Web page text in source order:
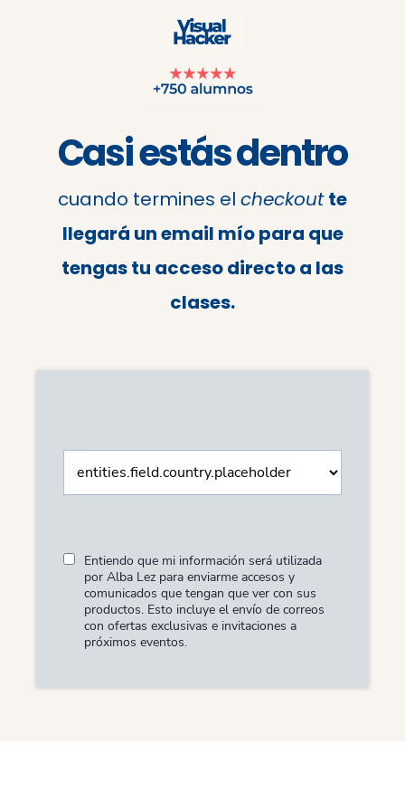
Casi estás dentro
cuando termines el checkout te
llegará un email mío para que
tengas tu acceso directo a las
clases.
Entiendo que mi información será utilizada
por Alba Lez para enviarme accesos y
comunicados que tengan que ver con sus
productos. Esto incluye el envío de correos
con ofertas exclusivas e invitaciones a
próximos eventos.